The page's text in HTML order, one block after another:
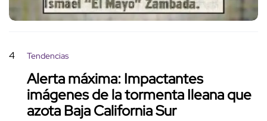
4 Tendencias
Alerta máxima: Impactantes
imágenes de la tormenta Ileana que
azota Baja California Sur